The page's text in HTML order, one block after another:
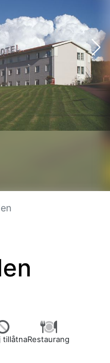
tillåtnaRestaurang